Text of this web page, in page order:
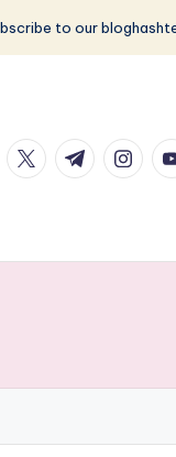
to our
twitter.com
t.me